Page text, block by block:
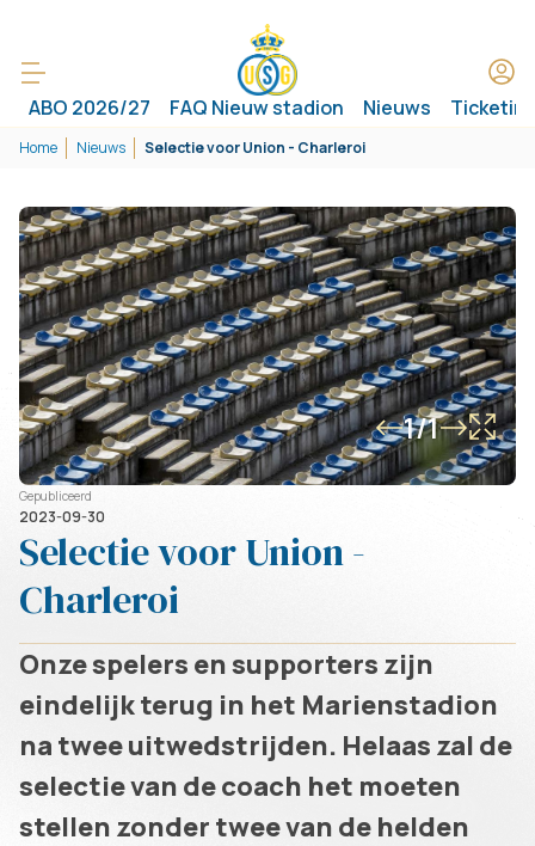
ABO 2026/27 FAQ Nieuw stadion Nieuws
Home Nieuws Selectie voor Union - Charleroi
1/1
Gepubliceerd
2023-09-30
Selectie voor Union -
Charleroi
Onze spelers en supporters zijn
eindelijk terug in het Marienstadion
na twee uitwedstrijden. Helaas zal de
selectie van de coach het moeten
stellen zonder twee van de helden